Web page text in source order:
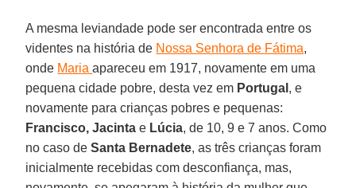
A mesma leviandade pode ser encontrada entre os
videntes na história de Nossa Senhora de Fátima,
onde Mariaapareceu em 1917, novamente em uma
pequena cidade pobre, desta vez em Portugal , e
novamente para crianças pobres e pequenas:
Francisco, Jacintae Lúcia, de 10, 9 e 7 anos. Como
no caso deSanta Bernadete, as três crianças foram
inicialmente recebidas com desconfiança, mas,